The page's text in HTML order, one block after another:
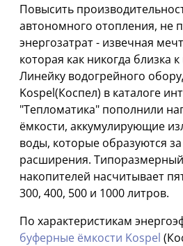
Повысить
автономного отопления, не
энергозатрат - извечная
которая как никогда близка
Линейку водогрейного
Kospel(Коспел) в каталоге
"Тепломатика" пополнили
ёмкости, аккумулирующие
воды, которые образуются
расширения.
накопителей насчитывает
300, 400, 500 и 1000 литров.
По характеристикам
буферные ёмкости Kospel